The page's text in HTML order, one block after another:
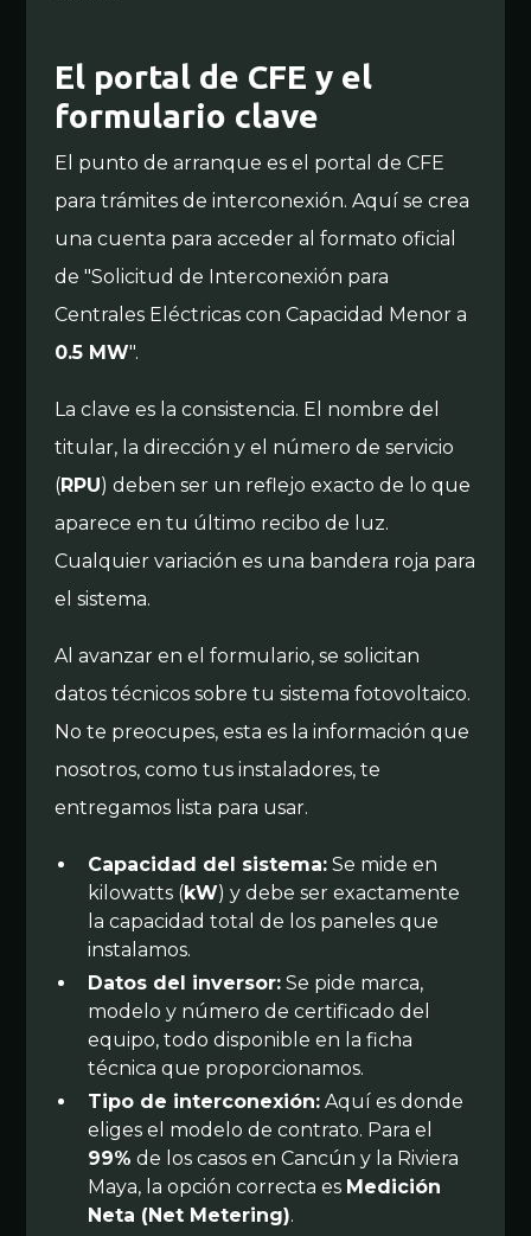
El portal de CFE y el
formulario clave
El punto de arranque es el portal de CFE
para trámites de interconexión. Aquí se crea
una cuenta para acceder al formato oficial
de "Solicitud de Interconexión para
Centrales Eléctricas con Capacidad Menor a
0.5 MW".
La clave es la consistencia. El nombre del
titular, la dirección y el número de servicio
(RPU) deben ser un reflejo exacto de lo que
aparece en tu último recibo de luz.
Cualquier variación es una bandera roja para
el sistema.
Al avanzar en el formulario, se solicitan
datos técnicos sobre tu sistema fotovoltaico.
No te preocupes, esta es la información que
nosotros, como tus instaladores, te
entregamos lista para usar.
Capacidad del sistema: Se mide en
kilowatts (kW) y debe ser exactamente
la capacidad total de los paneles que
instalamos.
Datos del inversor: Se pide marca,
modelo y número de certificado del
equipo, todo disponible en la ficha
técnica que proporcionamos.
Tipo de interconexión: Aquí es donde
eliges el modelo de contrato. Para el
99% de los casos en Cancún y la Riviera
Maya, la opción correcta es Medición
Neta (Net Metering).